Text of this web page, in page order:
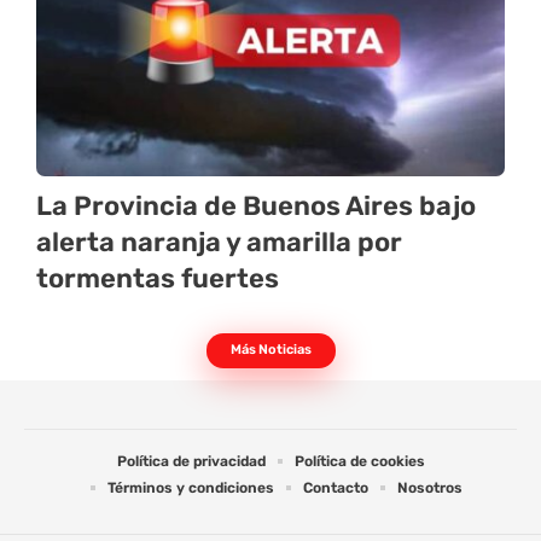
La Provincia de Buenos Aires bajo
alerta naranja y amarilla por
tormentas fuertes
Más Noticias
Política de privacidad
Política de cookies
Términos y condiciones
Contacto Nosotros